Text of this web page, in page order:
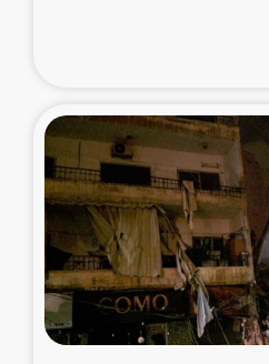
コーヒー生
アイナロ県マウベシ郡で
ベイルート大規
女性の生